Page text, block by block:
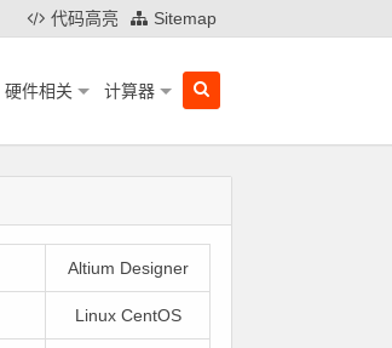
代码高亮 Sitemap
硬件相关 计算器
Altium Designer
Linux CentOS